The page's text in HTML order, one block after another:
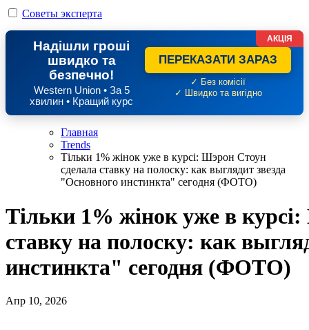
Советы эксперта
Надішли гроші
швидко та
безпечно!
Western Union • За 5
хвилин • Кращий курс
ПЕРЕКАЗАТИ ЗАРАЗ
✓ Без комісії
✓ Швидко та вигідно
АКЦІЯ
Главная
Trends
Тільки 1% жінок уже в курсі: Шэрон Стоун
сделала ставку на полоску: как выглядит звезда
"Основного инстинкта" сегодня (ФОТО)
Тільки 1% жінок уже в
ставку на полоску: как
инстинкта" сегодня (ФОТО)
Апр 10, 2026